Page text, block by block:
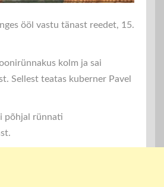
ööl vastu tänast reedet, 15.
kolm ja sai
Sellest teatas kuberner Pavel
põhjal rünnati